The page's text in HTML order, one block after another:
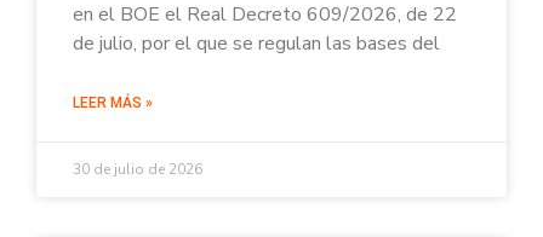
en el BOE el Real Decreto 609/2026, de 22
de julio, por el que se regulan las bases del
LEER MÁS »
30 de julio de 2026